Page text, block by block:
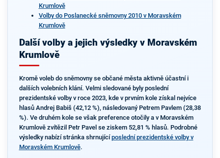
Krumlově
Volby do Poslanecké sněmovny 2010 v Moravském
Krumlově
Další volby a jejich výsledky v Moravském
Krumlově
Kromě voleb do sněmovny se občané města aktivně účastní i
dalších volebních klání. Velmi sledované byly poslední
prezidentské volby v roce 2023, kde v prvním kole získal nejvíce
hlasů Andrej Babiš (42,12 %), následovaný Petrem Pavlem (28,38
%). Ve druhém kole se však preference otočily a v Moravském
Krumlově zvítězil Petr Pavel se ziskem 52,81 % hlasů. Podrobné
výsledky nabízí stránka shrnujícíposlední prezidentské volby v
Moravském Krumlově.